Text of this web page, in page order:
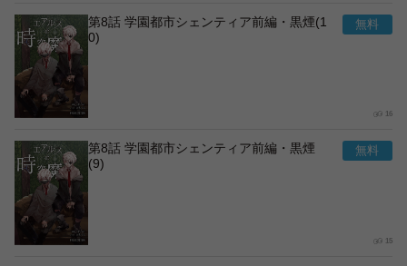
第8話 学園都市シェンティア前編・黒煙(1
0)
16
第8話 学園都市シェンティア前編・黒煙
(9)
15